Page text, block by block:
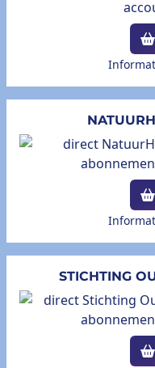
STICHTING